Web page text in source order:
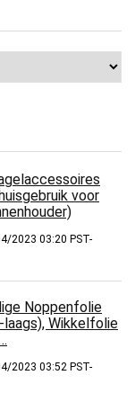
voor
2023 03:20 PST-
Noppenfolie
Wikkelfolie
2023 03:52 PST-